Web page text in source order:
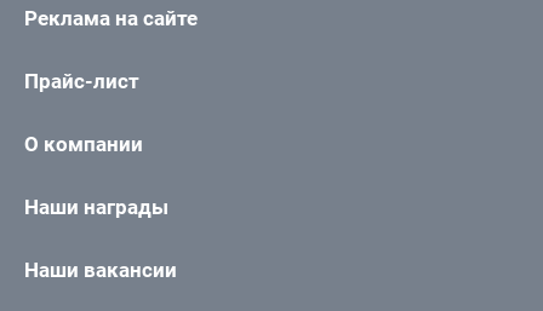
Реклама на сайте
Прайс-лист
О компании
Наши награды
Наши вакансии